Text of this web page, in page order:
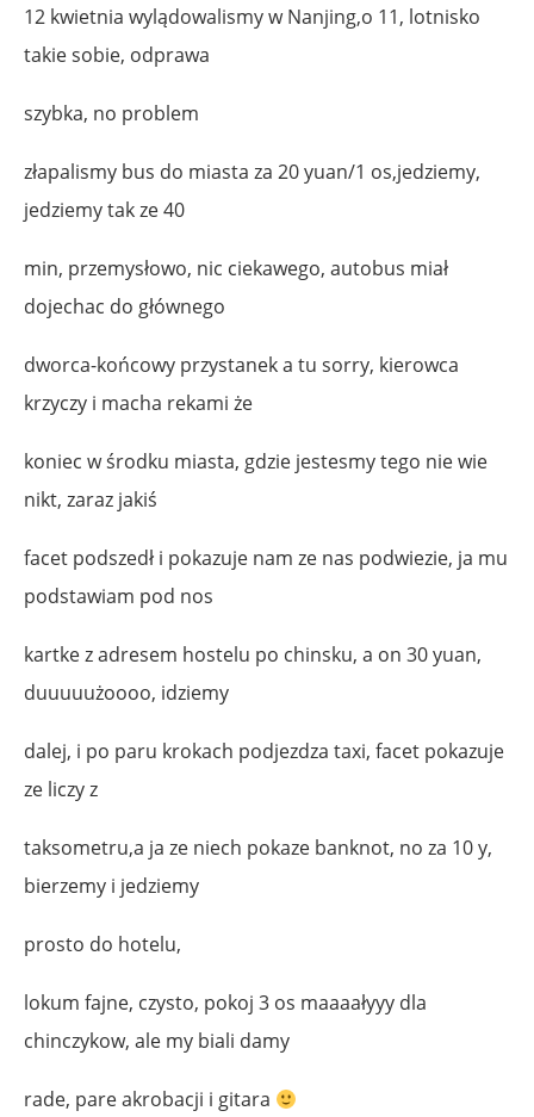
12 kwietnia wylądowalismy w Nanjing,o 11, lotnisko
takie sobie, odprawa
szybka, no problem
złapalismy bus do miasta za 20 yuan/1 os,jedziemy,
jedziemy tak ze 40
min, przemysłowo, nic ciekawego, autobus miał
dojechac do głównego
dworca-końcowy przystanek a tu sorry, kierowca
krzyczy i macha rekami że
koniec w środku miasta, gdzie jestesmy tego nie wie
nikt, zaraz jakiś
facet podszedł i pokazuje nam ze nas podwiezie, ja mu
podstawiam pod nos
kartke z adresem hostelu po chinsku, a on 30 yuan,
duuuuużoooo, idziemy
dalej, i po paru krokach podjezdza taxi, facet pokazuje
ze liczy z
taksometru,a ja ze niech pokaze banknot, no za 10 y,
bierzemy i jedziemy
prosto do hotelu,
lokum fajne, czysto, pokoj 3 os maaaałyyy dla
chinczykow, ale my biali damy
rade, pare akrobacji i gitara